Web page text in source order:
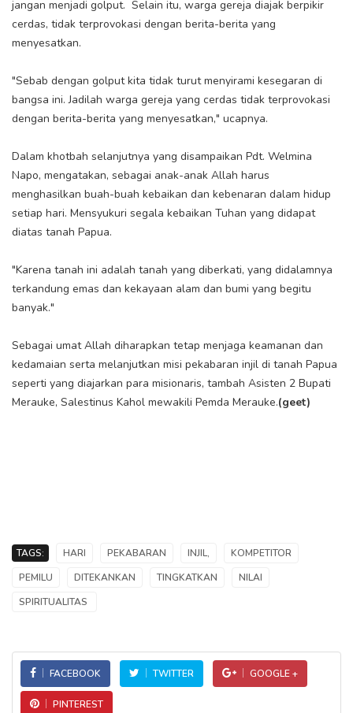
jangan menjadi golput. Selain itu, warga gereja diajak berpikir
cerdas, tidak terprovokasi dengan berita-berita yang
menyesatkan.
"Sebab dengan golput kita tidak turut menyirami kesegaran di
bangsa ini. Jadilah warga gereja yang cerdas tidak terprovokasi
dengan berita-berita yang menyesatkan," ucapnya.
Dalam khotbah selanjutnya yang disampaikan Pdt. Welmina
Napo, mengatakan, sebagai anak-anak Allah harus
menghasilkan buah-buah kebaikan dan kebenaran dalam hidup
setiap hari. Mensyukuri segala kebaikan Tuhan yang didapat
diatas tanah Papua.
"Karena tanah ini adalah tanah yang diberkati, yang didalamnya
terkandung emas dan kekayaan alam dan bumi yang begitu
banyak."
Sebagai umat Allah diharapkan tetap menjaga keamanan dan
kedamaian serta melanjutkan misi pekabaran injil di tanah Papua
seperti yang diajarkan para misionaris, tambah Asisten 2 Bupati
Merauke, Salestinus Kahol mewakili Pemda Merauke.(geet)
TAGS: HARI PEKABARAN INJIL,
KOMPETITOR
PEMILU
DITEKANKAN TINGKATKAN
NILAI
SPIRITUALITAS
FACEBOOK TWITTER GOOGLE +
PINTEREST